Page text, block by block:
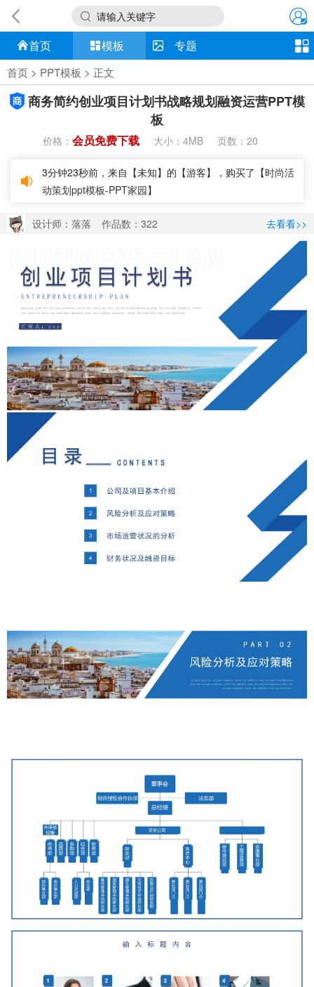
请输入关键字
首页 模板 专题
首页 > PPT模板 > 正文
商务简约创业项目计划书战略规划融资运营PPT模
板
价格： 会员免费下载 大小： 4MB 页数： 20
3分钟23秒前，来自【未知】的【游客】，购买了【时尚活
动策划ppt模板-PPT家园】
设计师：落落 作品数：322 去看看>>